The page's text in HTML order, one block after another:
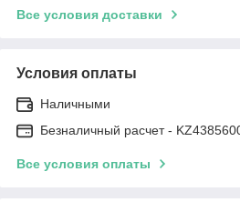
Все условия доставки
Условия оплаты
Наличными
Безналичный расчет -
Все условия оплаты